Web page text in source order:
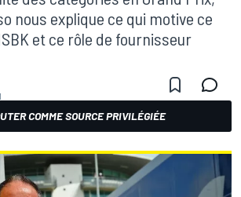
nous explique ce qui motive ce
et ce rôle de fournisseur
COMME SOURCE PRIVILÉGIÉE